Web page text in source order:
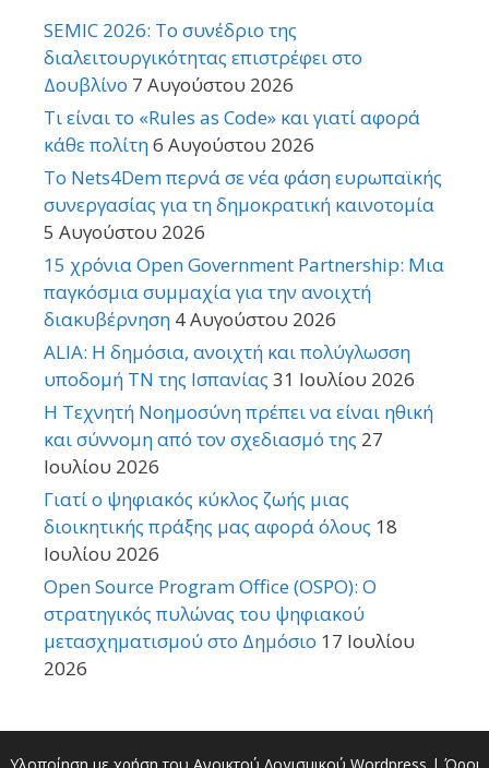
SEMIC 2026: Το συνέδριο της
διαλειτουργικότητας επιστρέφει στο
Δουβλίνο 7 Αυγούστου 2026
Τι είναι το «Rules as Code» και γιατί αφορά
κάθε πολίτη6 Αυγούστου 2026
Το Nets4Dem περνά σε νέα φάση ευρωπαϊκής
συνεργασίας για τη δημοκρατική καινοτομία
5 Αυγούστου 2026
15 χρόνια Open Government Partnership: Μια
παγκόσμια συμμαχία για την ανοιχτή
διακυβέρνηση 4 Αυγούστου 2026
ALIA: Η δημόσια, ανοιχτή και πολύγλωσση
υποδομή ΤΝ της Ισπανίας 31 Ιουλίου 2026
Η Τεχνητή Νοημοσύνη πρέπει να είναι ηθική
και σύννομη από τον σχεδιασμό της 27
Ιουλίου 2026
Γιατί ο ψηφιακός κύκλος ζωής μιας
διοικητικής πράξης μας αφορά όλους 18
Ιουλίου 2026
Open Source Program Office (OSPO): Ο
στρατηγικός πυλώνας του ψηφιακού
μετασχηματισμού στο Δημόσιο 17 Ιουλίου
2026